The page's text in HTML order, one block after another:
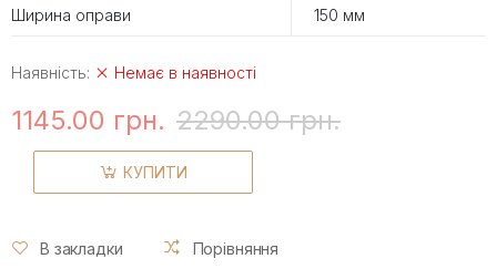
Ширина оправи 150 мм
Наявність: Немає в наявності
1145.00 грн. 2290.00 грн.
КУПИТИ
В закладки Порівняння